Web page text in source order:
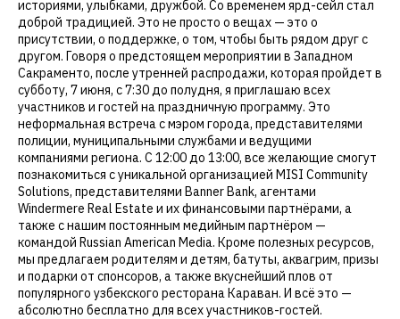
историями, улыбками, дружбой. Со временем ярд-сейл стал
доброй традицией. Это не просто о вещах — это о
присутствии, о поддержке, о том, чтобы быть рядом друг с
другом. Говоря о предстоящем мероприятии в Западном
Сакраменто, после утренней распродажи, которая пройдет в
субботу, 7 июня, с 7:30 до полудня, я приглашаю всех
участников и гостей на праздничную программу. Это
неформальная встреча с мэром города, представителями
полиции, муниципальными службами и ведущими
компаниями региона. С 12:00 до 13:00, все желающие смогут
познакомиться с уникальной организацией MISI Community
Solutions, представителями Banner Bank, агентами
Windermere Real Estate и их финансовыми партнёрами, а
также с нашим постоянным медийным партнёром —
командой Russian American Media. Кроме полезных ресурсов,
мы предлагаем родителям и детям, батуты, аквагрим, призы
и подарки от спонсоров, а также вкуснейший плов от
популярного узбекского ресторана Караван. И всё это —
абсолютно бесплатно для всех участников-гостей.